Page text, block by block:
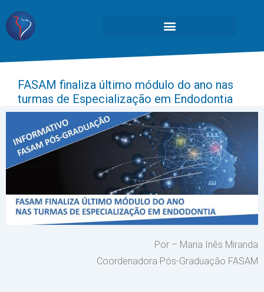
FASAM finaliza último módulo do ano nas
turmas de Especialização em Endodontia
Por – Maria Inês Miranda
Coordenadora Pós-Graduação FASAM